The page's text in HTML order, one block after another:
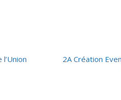
2A Création